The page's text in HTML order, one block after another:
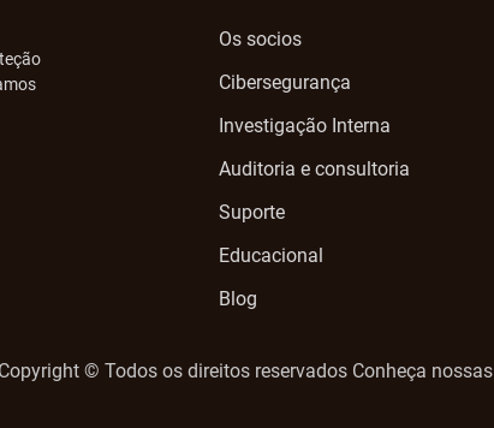
Os socios
Cibersegurança
Investigação Interna
Auditoria e consultoria
Suporte
Educacional
Blog
Copyright © Todos os direitos reservados Conheça nossas